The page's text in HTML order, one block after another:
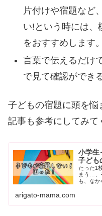
片付けや宿題など
い!という時には、
をおすすめします。
言葉で伝えるだけ
で見て確認ができ
子どもの宿題に頭を
記事も参考にしてみて
小学生
子ども
たった1
まう…、そん
も、な
arigato-mama.com